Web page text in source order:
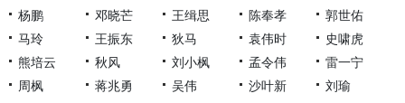
杨鹏
邓晓芒 王缉思 陈奉孝
郭世佑
马玲
王振东 狄马 袁伟时
史啸虎
熊培云
秋风 刘小枫 孟令伟
雷一宁
周枫
蒋兆勇 吴伟 沙叶新
刘瑜